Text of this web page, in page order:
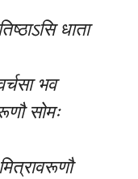
धाता
भव
सोमः